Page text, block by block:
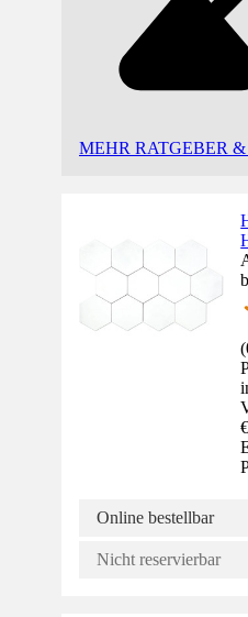
MEHR RATGEBER &
(
€
Online bestellbar
Nicht reservierbar